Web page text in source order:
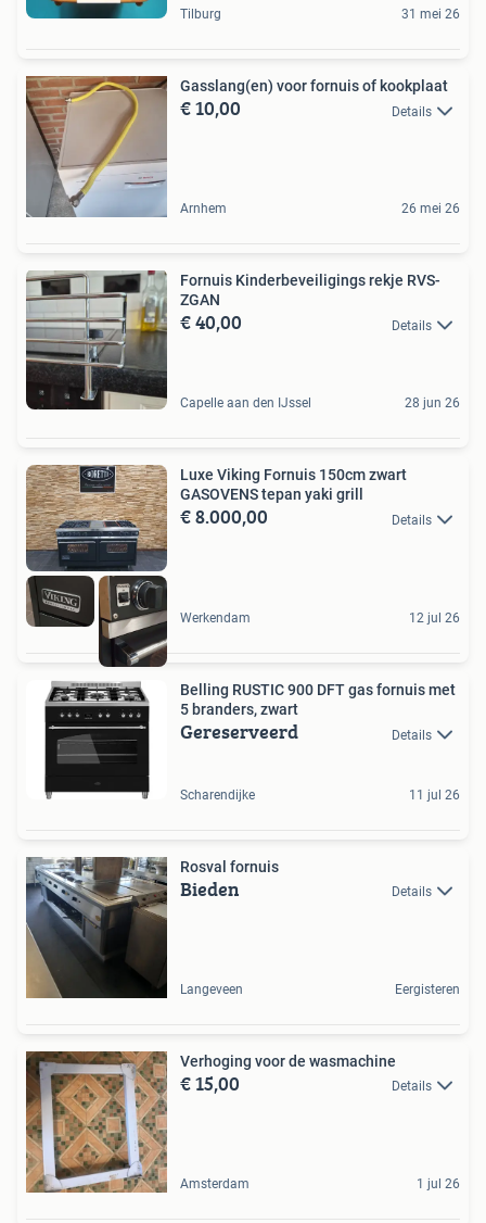
Tilburg 31 mei 26
Gasslang(en) voor fornuis of kookplaat
€ 10,00 Details
Arnhem 26 mei 26
Fornuis Kinderbeveiligings rekje RVS-
ZGAN
€ 40,00 Details
Capelle aan den IJssel 28 jun 26
Luxe Viking Fornuis 150cm zwart
GASOVENS tepan yaki grill
€ 8.000,00 Details
Werkendam 12 jul 26
Belling RUSTIC 900 DFT gas fornuis met
5 branders, zwart
Gereserveerd Details
Scharendijke 11 jul 26
Rosval fornuis
Bieden Details
Langeveen Eergisteren
Verhoging voor de wasmachine
€ 15,00 Details
Amsterdam 1 jul 26